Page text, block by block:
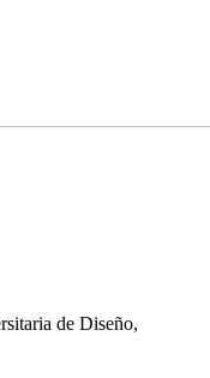
de Diseño,